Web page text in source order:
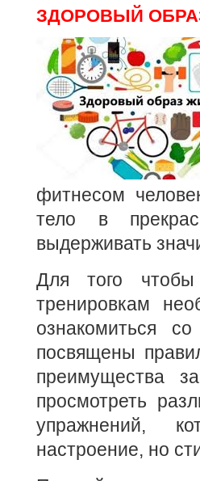
ЗДОРОВЫЙ
фитнесом
тело в
выдерживать
Для того
тренировкам
ознакомиться
посвящены
преимущества
просмотреть
упражнений,
настроение, но